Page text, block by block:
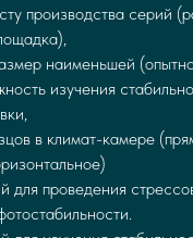
производства серий
наименьшей
изучения
в климат-камере
для проведения